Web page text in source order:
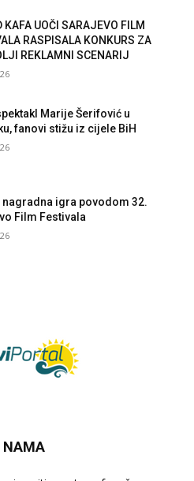
KAFA UOČI SARAJEVO FILM
RASPISALA KONKURS ZA
REKLAMNI SCENARIJ
Marije Šerifović u
fanovi stižu iz cijele BiH
nagradna igra povodom 32.
Film Festivala
NAMA